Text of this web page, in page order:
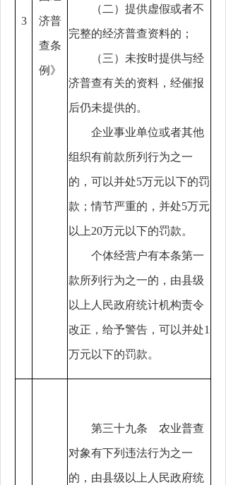
3 济普
查条
例》
（二）提供虚假或者不
完整的经济普查资料的；
（三）未按时提供与经
济普查有关的资料，经催报
后仍未提供的。
企业事业单位或者其他
组织有前款所列行为之一
的，可以并处5万元以下的罚
款；情节严重的，并处5万元
以上20万元以下的罚款。
个体经营户有本条第一
款所列行为之一的，由县级
以上人民政府统计机构责令
改正，给予警告，可以并处1
万元以下的罚款。
第三十九条 农业普查
对象有下列违法行为之一
的，由县级以上人民政府统